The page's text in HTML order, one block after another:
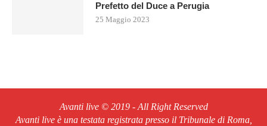
Prefetto del Duce a Perugia
25 Maggio 2023
Avanti live © 2019 - All Right Reserved
Avanti live è una testata registrata presso il Tribunale di Roma,